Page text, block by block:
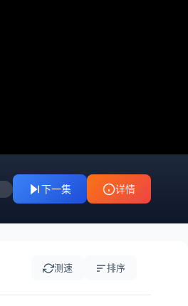
20231019 20231020
下一集 详情
测速 排序